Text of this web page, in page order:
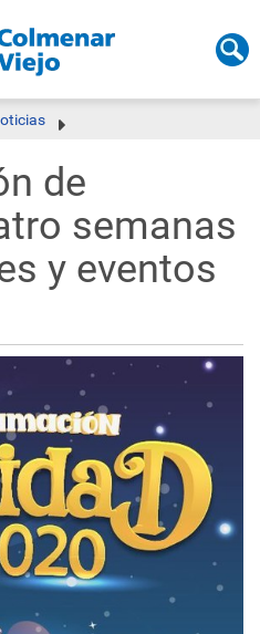
de
semanas
y eventos